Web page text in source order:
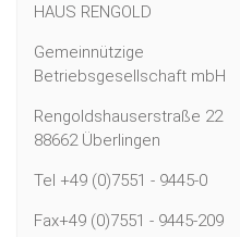
HAUS RENGOLD
Gemeinnützige
Betriebsgesellschaft mbH
Rengoldshauserstraße 22
88662 Überlingen
Tel +49 (0)7551 - 9445-0
Fax+49 (0)7551 - 9445-209